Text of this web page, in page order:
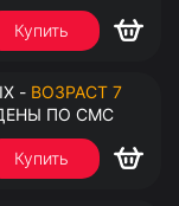
Купить
- ВОЗРАСТ 7
ПО СМС
Купить